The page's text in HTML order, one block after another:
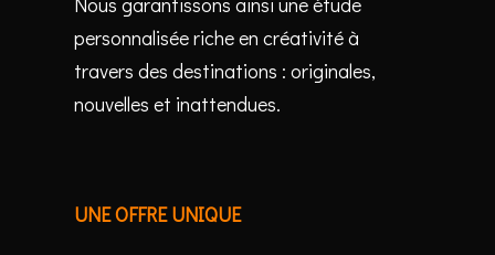
personnalisée riche en créativité à
travers des destinations : originales,
nouvelles et inattendues.
UNE OFFRE UNIQUE